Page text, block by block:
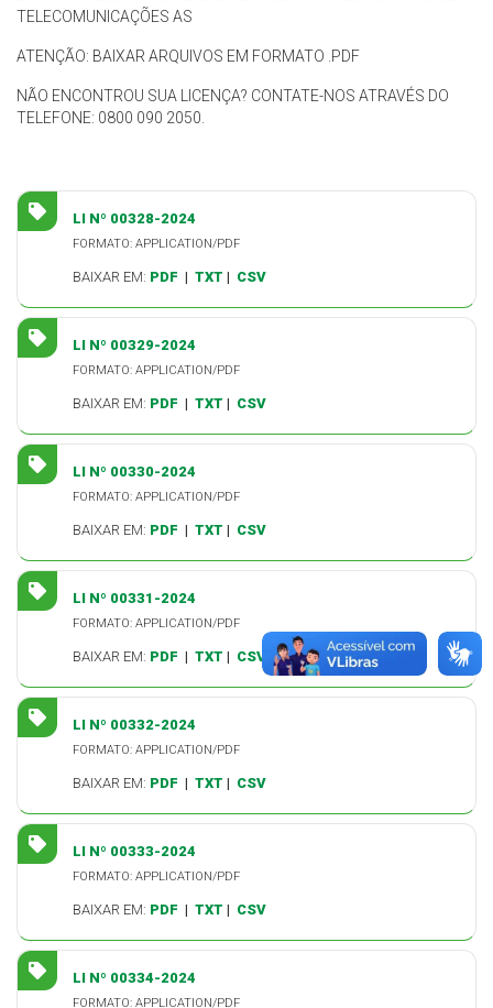
TELECOMUNICAÇÕES AS
ATENÇÃO: BAIXAR ARQUIVOS EM FORMATO .PDF
NÃO ENCONTROU SUA LICENÇA? CONTATE-NOS ATRAVÉS DO
TELEFONE: 0800 090 2050.
LI Nº 00328-2024
FORMATO: APPLICATION/PDF
BAIXAR EM: PDF | TXT | CSV
LI Nº 00329-2024
FORMATO: APPLICATION/PDF
BAIXAR EM: PDF | TXT | CSV
LI Nº 00330-2024
FORMATO: APPLICATION/PDF
BAIXAR EM: PDF | TXT | CSV
LI Nº 00331-2024
FORMATO: APPLICATION/PDF
BAIXAR EM: PDF | TXT | CSV
LI Nº 00332-2024
FORMATO: APPLICATION/PDF
BAIXAR EM: PDF | TXT | CSV
LI Nº 00333-2024
FORMATO: APPLICATION/PDF
BAIXAR EM: PDF | TXT | CSV
LI Nº 00334-2024
FORMATO: APPLICATION/PDF